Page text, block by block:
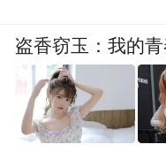
盗香窃玉：我的